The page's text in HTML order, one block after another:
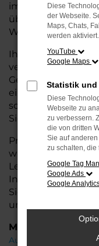
im Stadtverkehr
überzeugt durch
Wirtschaftlichkeit.
Ihr Audi Autohaus
Gebrauchtwagen
eine große
sondern auch eine
Sie das für Sie
Profitieren Sie
wie attraktiven
Inzahlungnahme
Sie uns und
und dem Service,
Marken
Audi
Diese
der Webseite.
Maps, Chats,
werden aktiviert.
YouTube
Google Maps
Statistik und
Diese
Webseite zu
zu verbessern.
die von dritten
Sie auf
zu schalten, die
Google Tag
Google Ads
Google